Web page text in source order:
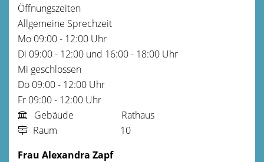
Öffnungszeiten
Allgemeine Sprechzeit
Mo 09:00 - 12:00 Uhr
Di 09:00 - 12:00 und 16:00 - 18:00 Uhr
Mi geschlossen
Do 09:00 - 12:00 Uhr
Fr 09:00 - 12:00 Uhr
Gebäude
Rathaus
Raum
10
Frau Alexandra Zapf